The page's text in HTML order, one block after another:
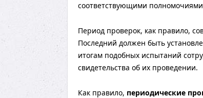
соответствующими
Период проверок, как правило,
Последний должен быть
итогам подобных испытаний
свидетельства об их проведении.
Как правило, периодические